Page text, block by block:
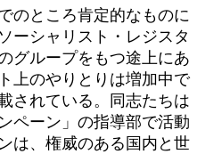
のところ肯定的なものに
ーシャリスト・レジスタ
グループをもつ途上にあ
上のやりとりは増加中で
されている。同志たちは
ペーン」の指導部で活動
は、権威のある国内と世